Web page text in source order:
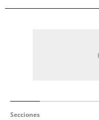
Secciones